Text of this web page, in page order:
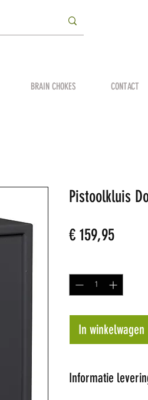
BRAIN CHOKES CONTACT
Pistoolkluis
€ 159,95Prijs
In winkelwagen
Informatie